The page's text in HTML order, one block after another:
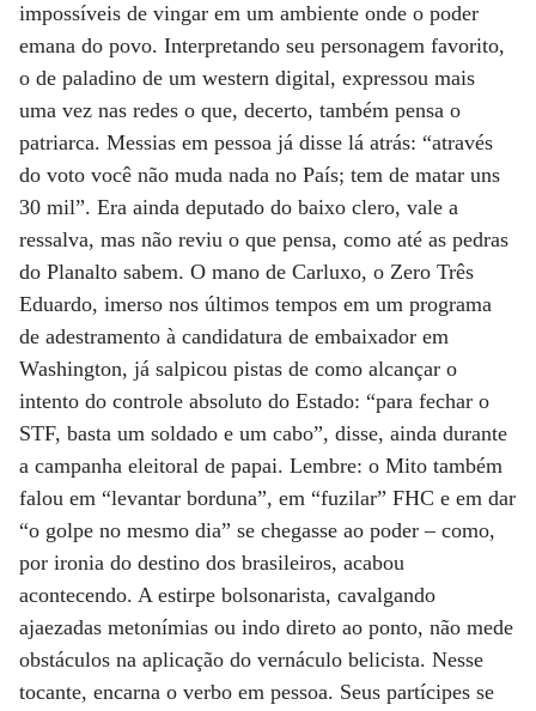
impossíveis de vingar em um ambiente onde o poder
emana do povo. Interpretando seu personagem favorito,
o de paladino de um western digital, expressou mais
uma vez nas redes o que, decerto, também pensa o
patriarca. Messias em pessoa já disse lá atrás: “através
do voto você não muda nada no País; tem de matar uns
30 mil”. Era ainda deputado do baixo clero, vale a
ressalva, mas não reviu o que pensa, como até as pedras
do Planalto sabem. O mano de Carluxo, o Zero Três
Eduardo, imerso nos últimos tempos em um programa
de adestramento à candidatura de embaixador em
Washington, já salpicou pistas de como alcançar o
intento do controle absoluto do Estado: “para fechar o
STF, basta um soldado e um cabo”, disse, ainda durante
a campanha eleitoral de papai. Lembre: o Mito também
falou em “levantar borduna”, em “fuzilar” FHC e em dar
“o golpe no mesmo dia” se chegasse ao poder – como,
por ironia do destino dos brasileiros, acabou
acontecendo. A estirpe bolsonarista, cavalgando
ajaezadas metonímias ou indo direto ao ponto, não mede
obstáculos na aplicação do vernáculo belicista. Nesse
tocante, encarna o verbo em pessoa. Seus partícipes se